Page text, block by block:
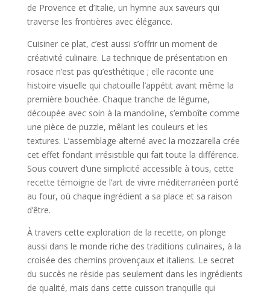
de Provence et d’Italie, un hymne aux saveurs qui
traverse les frontières avec élégance.
Cuisiner ce plat, c’est aussi s’offrir un moment de
créativité culinaire. La technique de présentation en
rosace n’est pas qu’esthétique ; elle raconte une
histoire visuelle qui chatouille l’appétit avant même la
première bouchée. Chaque tranche de légume,
découpée avec soin à la mandoline, s’emboîte comme
une pièce de puzzle, mêlant les couleurs et les
textures. L’assemblage alterné avec la mozzarella crée
cet effet fondant irrésistible qui fait toute la différence.
Sous couvert d’une simplicité accessible à tous, cette
recette témoigne de l’art de vivre méditerranéen porté
au four, où chaque ingrédient a sa place et sa raison
d’être.
À travers cette exploration de la recette, on plonge
aussi dans le monde riche des traditions culinaires, à la
croisée des chemins provençaux et italiens. Le secret
du succès ne réside pas seulement dans les ingrédients
de qualité, mais dans cette cuisson tranquille qui